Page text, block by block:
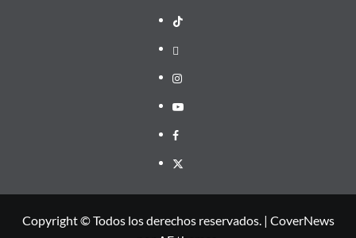
TikTok
threads
Instagram
Youtube
Facebook
X
Copyright © Todos los derechos reservados. | CoverNews